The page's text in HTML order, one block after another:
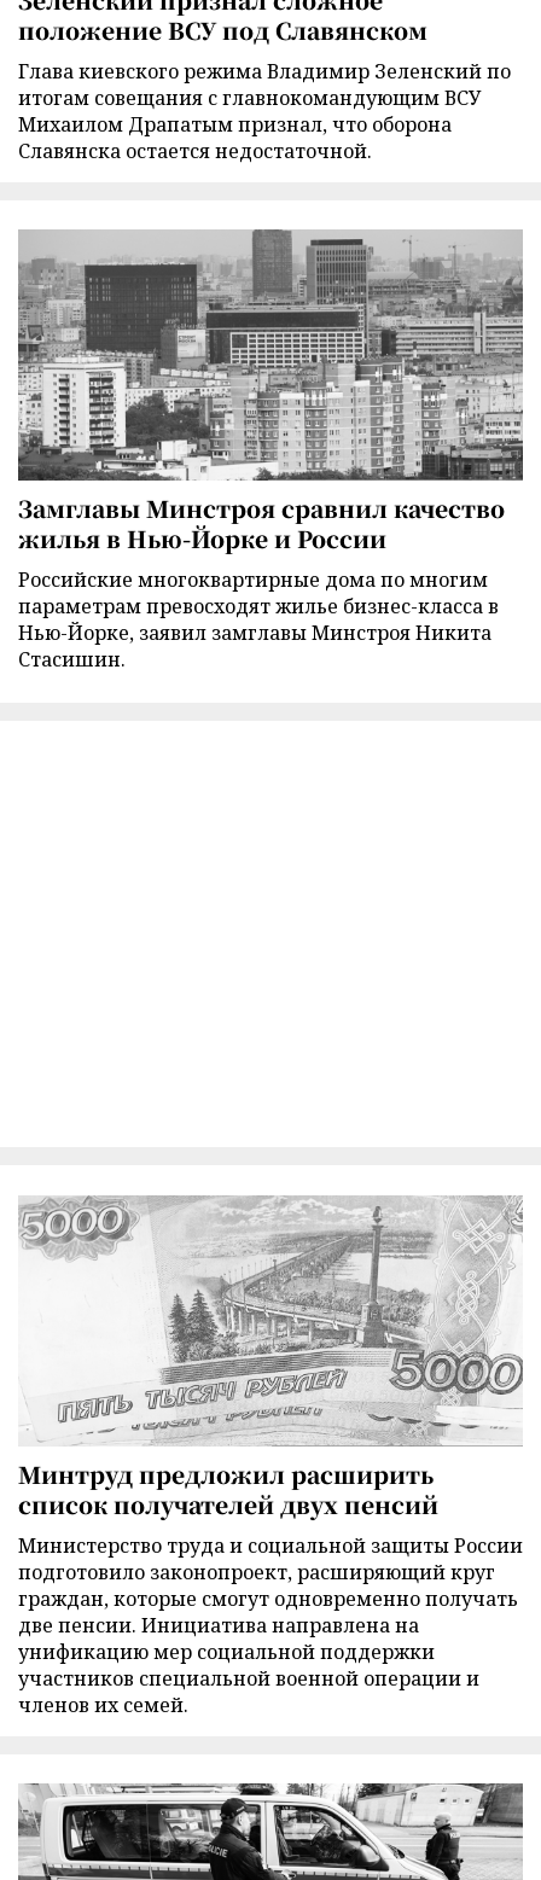
положение ВСУ под Славянском
Глава киевского режима Владимир Зеленский по
итогам совещания с главнокомандующим ВСУ
Михаилом Драпатым признал, что оборона
Славянска остается недостаточной.
Замглавы Минстроя сравнил качество
жилья в Нью-Йорке и России
Российские многоквартирные дома по многим
параметрам превосходят жилье бизнес-класса в
Нью-Йорке, заявил замглавы Минстроя Никита
Стасишин.
Минтруд предложил расширить
список получателей двух пенсий
Министерство труда и социальной защиты России
подготовило законопроект, расширяющий круг
граждан, которые смогут одновременно получать
две пенсии. Инициатива направлена на
унификацию мер социальной поддержки
участников специальной военной операции и
членов их семей.